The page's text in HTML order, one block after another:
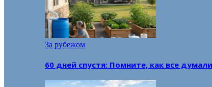
За рубежом
60 дней спустя: Помните, как все